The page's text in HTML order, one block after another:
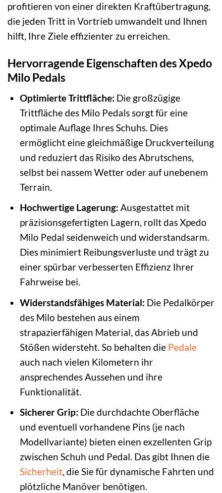
profitieren von einer direkten Kraftübertragung,
die jeden Tritt in Vortrieb umwandelt und Ihnen
hilft, Ihre Ziele effizienter zu erreichen.
Hervorragende Eigenschaften des Xpedo
Milo Pedals
Optimierte Trittfläche: Die großzügige
Trittfläche des Milo Pedals sorgt für eine
optimale Auflage Ihres Schuhs. Dies
ermöglicht eine gleichmäßige Druckverteilung
und reduziert das Risiko des Abrutschens,
selbst bei nassem Wetter oder auf unebenem
Terrain.
Hochwertige Lagerung: Ausgestattet mit
präzisionsgefertigten Lagern, rollt das Xpedo
Milo Pedal seidenweich und widerstandsarm.
Dies minimiert Reibungsverluste und trägt zu
einer spürbar verbesserten Effizienz Ihrer
Fahrweise bei.
Widerstandsfähiges Material: Die Pedalkörper
des Milo bestehen aus einem
strapazierfähigen Material, das Abrieb und
Stößen widersteht. So behalten die Pedale
auch nach vielen Kilometern ihr
ansprechendes Aussehen und ihre
Funktionalität.
Sicherer Grip: Die durchdachte Oberfläche
und eventuell vorhandene Pins (je nach
Modellvariante) bieten einen exzellenten Grip
zwischen Schuh und Pedal. Das gibt Ihnen die
Sicherheit, die Sie für dynamische Fahrten und
plötzliche Manöver benötigen.